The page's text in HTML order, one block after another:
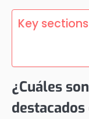
Key
¿Cuáles